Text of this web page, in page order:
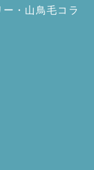
・山鳥毛コラ